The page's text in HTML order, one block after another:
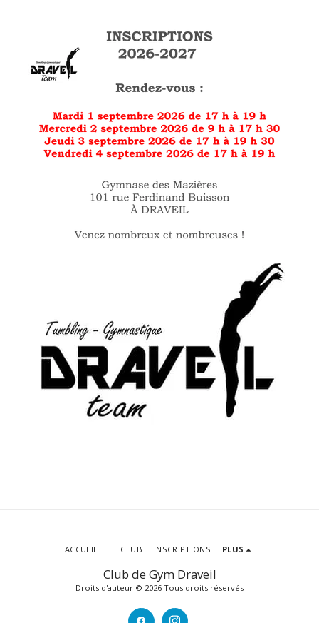
Club de Gym Draveil
Droits d'auteur © 2026 Tous droits réservés
ACCUEIL LE CLUB INSCRIPTIONS PLUS